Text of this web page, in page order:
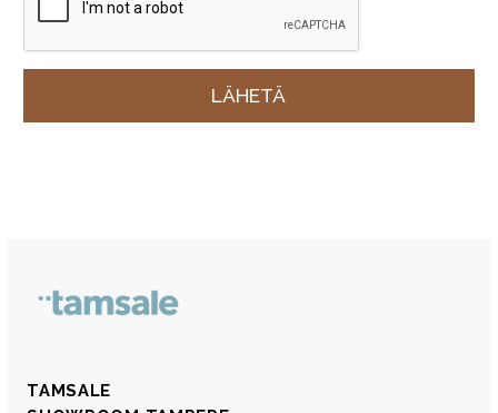
TAMSALE